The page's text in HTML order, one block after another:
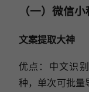
（一）微信
文案提取大神
优点：中文识
种，单次可批量